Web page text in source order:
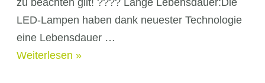
LED-Lampen haben dank neuester Technologie
eine Lebensdauer …
Vorteile
Weiterlesen »